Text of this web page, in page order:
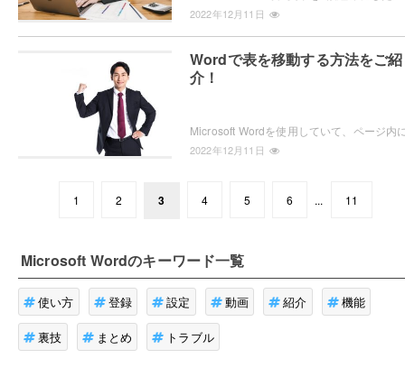
2022年12月11日
Wordで表を移動する方法をご紹
介！
2022年12月11日
1 2 3 4 5 6 ... 11
Microsoft Wordのキーワード一覧
使い方 登録 設定 動画 紹介 機能
裏技 まとめ トラブル